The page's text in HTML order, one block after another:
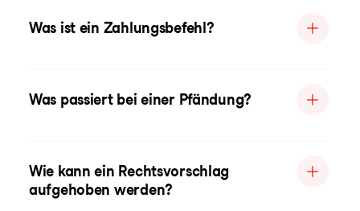
Was ist ein Zahlungsbefehl?
Was passiert bei einer Pfändung?
Wie kann ein Rechtsvorschlag
aufgehoben werden?